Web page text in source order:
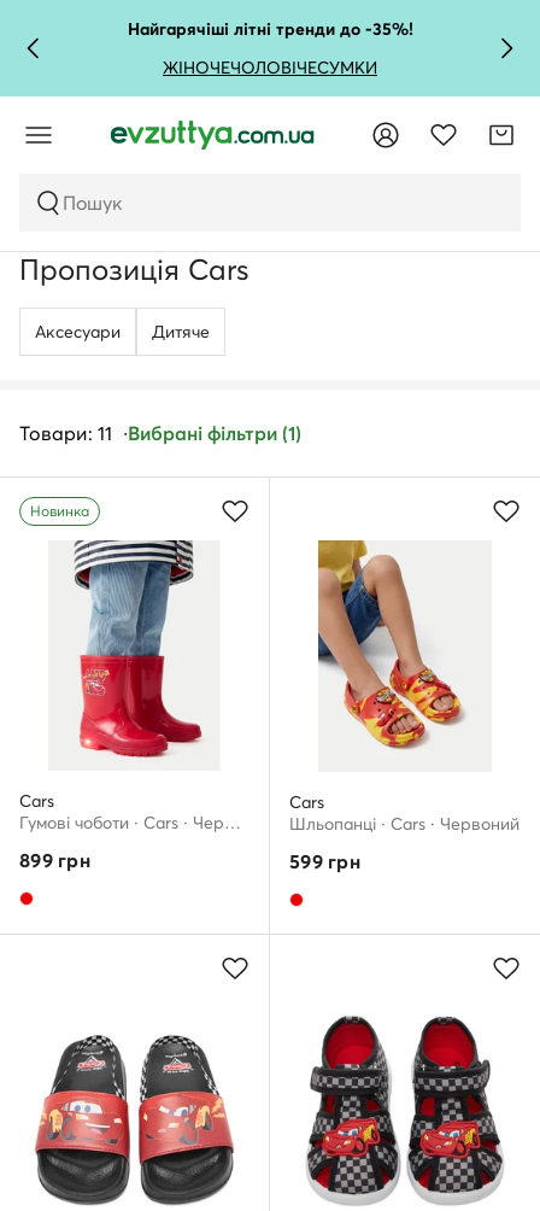
Найгарячіші літні тренди до -35%!
ЖІНОЧЕЧОЛОВІЧЕСУМКИ
Пошук
Пропозиція Cars
Аксесуари Дитяче
Товари: 11 Вибрані фільтри (1)
Новинка
Cars
Гумові чоботи · Cars · Червоний
899грн
Cars
Шльопанці · Cars · Червоний
599грн